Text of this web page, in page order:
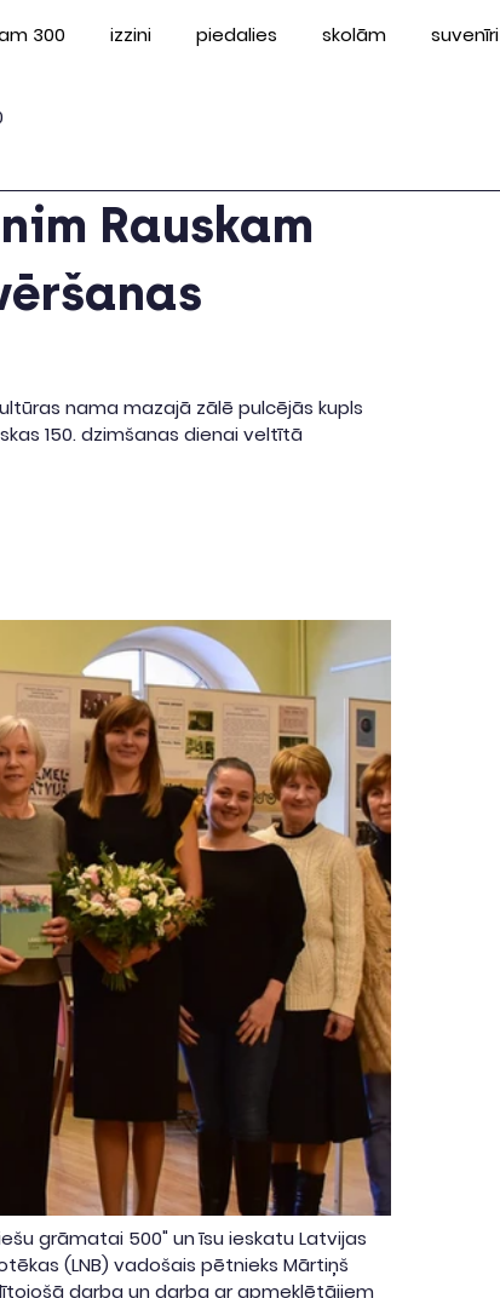
300 izzini piedalies skolām suvenīri
Rauskam
nama mazajā zālē pulcējās kupls
150. dzimšanas dienai veltītā
grāmatai 500" un īsu ieskatu Latvijas
(LNB) vadošais pētnieks Mārtiņš
darba un darba ar apmeklētājiem